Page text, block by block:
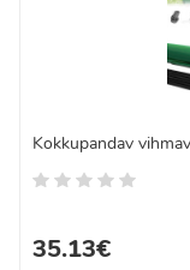
Kokkupandav
35.13€